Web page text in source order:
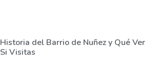
Historia del Barrio de Nuñez y Qué Ver
Si Visitas